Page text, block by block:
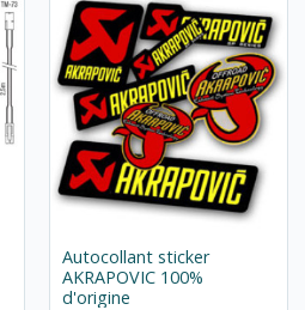
Autocollant sticker
AKRAPOVIC 100%
d'origine